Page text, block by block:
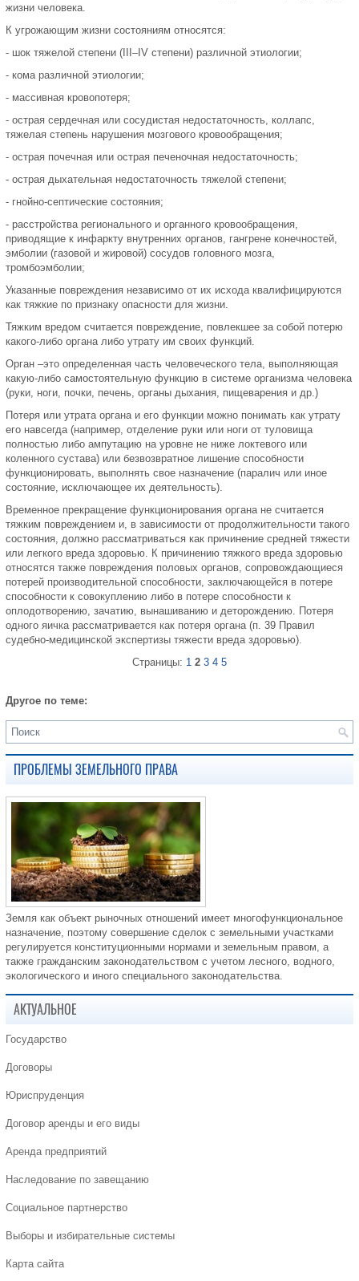
жизни человека.
К угрожающим жизни состояниям относятся:
- шок тяжелой степени (III–IV степени) различной этиологии;
- кома различной этиологии;
- массивная кровопотеря;
- острая сердечная или сосудистая недостаточность, коллапс,
тяжелая степень нарушения мозгового кровообращения;
- острая почечная или острая печеночная недостаточность;
- острая дыхательная недостаточность тяжелой степени;
- гнойно-септические состояния;
- расстройства регионального и органного кровообращения,
приводящие к инфаркту внутренних органов, гангрене конечностей,
эмболии (газовой и жировой) сосудов головного мозга,
тромбоэмболии;
Указанные повреждения независимо от их исхода квалифицируются
как тяжкие по признаку опасности для жизни.
Тяжким вредом считается повреждение, повлекшее за собой потерю
какого-либо органа либо утрату им своих функций.
Орган –это определенная часть человеческого тела, выполняющая
какую-либо самостоятельную функцию в системе организма человека
(руки, ноги, почки, печень, органы дыхания, пищеварения и др.)
Потеря или утрата органа и его функции можно понимать как утрату
его навсегда (например, отделение руки или ноги от туловища
полностью либо ампутацию на уровне не ниже локтевого или
коленного сустава) или безвозвратное лишение способности
функционировать, выполнять свое назначение (паралич или иное
состояние, исключающее их деятельность).
Временное прекращение функционирования органа не считается
тяжким повреждением и, в зависимости от продолжительности такого
состояния, должно рассматриваться как причинение средней тяжести
или легкого вреда здоровью. К причинению тяжкого вреда здоровью
относятся также повреждения половых органов, сопровождающиеся
потерей производительной способности, заключающейся в потере
способности к совокуплению либо в потере способности к
оплодотворению, зачатию, вынашиванию и деторождению. Потеря
одного яичка рассматривается как потеря органа (п. 39 Правил
судебно-медицинской экспертизы тяжести вреда здоровью).
Страницы: 1 2 3 4 5
Другое по теме:
ПРОБЛЕМЫ ЗЕМЕЛЬНОГО ПРАВА
Земля как объект рыночных отношений имеет многофункциональное
назначение, поэтому совершение сделок с земельными участками
регулируется конституционными нормами и земельным правом, а
также гражданским законодательством с учетом лесного, водного,
экологического и иного специального законодательства.
АКТУАЛЬНОЕ
Государство
Договоры
Юриспруденция
Договор аренды и его виды
Аренда предприятий
Наследование по завещанию
Социальное партнерство
Выборы и избирательные системы
Карта сайта